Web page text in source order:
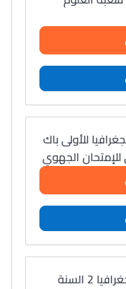
للأولى باك
الجهوي
خطاطات دروس التاريخ والجغرافيا 2 السنة